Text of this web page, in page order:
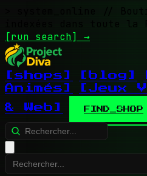
//
indexées dans toute la
[run search] →
[shops] [blog]
Animés]
[Jeux
& Web]
FIND_SHOP